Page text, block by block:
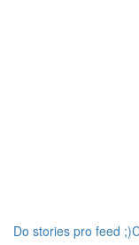
Do stories pro feed